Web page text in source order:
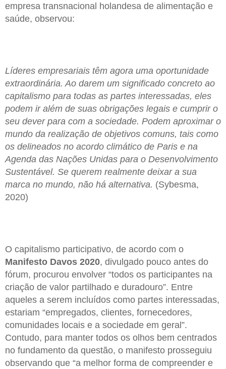
empresa transnacional holandesa de alimentação e
saúde, observou:
Líderes empresariais têm agora uma oportunidade
extraordinária. Ao darem um significado concreto ao
capitalismo para todas as partes interessadas, eles
podem ir além de suas obrigações legais e cumprir o
seu dever para com a sociedade. Podem aproximar o
mundo da realização de objetivos comuns, tais como
os delineados no acordo climático de Paris e na
Agenda das Nações Unidas para o Desenvolvimento
Sustentável. Se querem realmente deixar a sua
marca no mundo, não há alternativa. (Sybesma,
2020)
O capitalismo participativo, de acordo com o
Manifesto Davos 2020, divulgado pouco antes do
fórum, procurou envolver “todos os participantes na
criação de valor partilhado e duradouro”. Entre
aqueles a serem incluídos como partes interessadas,
estariam “empregados, clientes, fornecedores,
comunidades locais e a sociedade em geral”.
Contudo, para manter todos os olhos bem centrados
no fundamento da questão, o manifesto prosseguiu
observando que “a melhor forma de compreender e